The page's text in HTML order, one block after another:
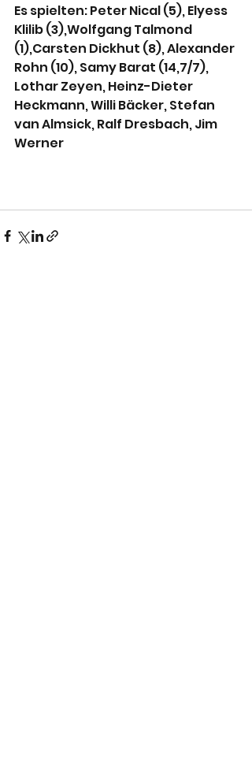
Es spielten: Peter Nical (5), Elyess
Klilib (3),Wolfgang Talmond
(1),Carsten Dickhut (8), Alexander
Rohn (10), Samy Barat (14,7/7),
Lothar Zeyen, Heinz-Dieter
Heckmann, Willi Bäcker, Stefan
van Almsick, Ralf Dresbach, Jim
Werner